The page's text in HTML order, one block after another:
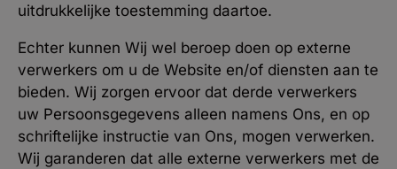
uitdrukkelijke toestemming daartoe.
Echter kunnen Wij wel beroep doen op externe
verwerkers om u de Website en/of diensten aan te
bieden. Wij zorgen ervoor dat derde verwerkers
uw Persoonsgegevens alleen namens Ons, en op
schriftelijke instructie van Ons, mogen verwerken.
Wij garanderen dat alle externe verwerkers met de